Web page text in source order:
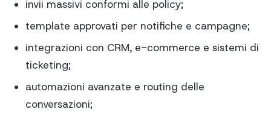
invii massivi conformi alle policy;
template approvati per notifiche e campagne;
integrazioni con CRM, e-commerce e sistemi di
ticketing;
automazioni avanzate e routing delle
conversazioni;